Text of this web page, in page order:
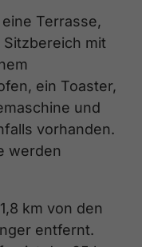
Terrasse,
mit
ein Toaster,
und
vorhanden.
werden
km von den
entfernt.